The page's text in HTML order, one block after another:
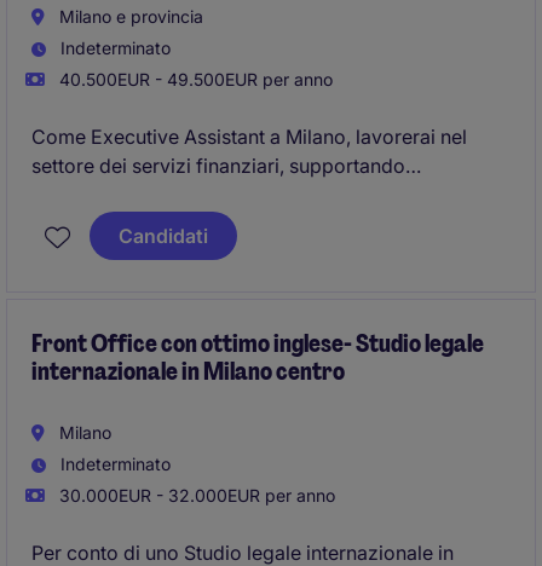
Milano e provincia
Indeterminato
40.500EUR - 49.500EUR per anno
Come Executive Assistant a Milano, lavorerai nel
settore dei servizi finanziari, supportando
organizzative e amministrative. Questo ruolo richiede
precisione, discrezione e capacità di gestire priorità
Candidati
Front Office con ottimo inglese- Studio legale
internazionale in Milano centro
Milano
Indeterminato
30.000EUR - 32.000EUR per anno
Per conto di uno Studio legale internazionale in